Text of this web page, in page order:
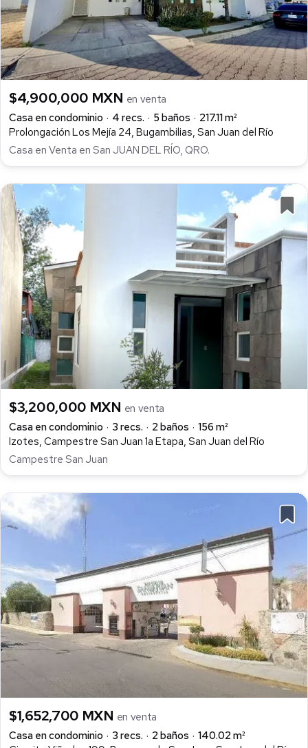
$4,900,000 MXN en venta
Casa en condominio
4 recs. 5 baños
217.11 m²
Prolongación Los Mejía 24, Bugambilias, San Juan del Río
Casa en Venta en San JUAN DEL RÍO, QRO.
$3,200,000 MXN en venta
Casa en condominio
3 recs. 2 baños
156 m²
Izotes, Campestre San Juan 1a Etapa, San Juan del Río
Campestre San Juan
$1,652,700 MXN en venta
Casa en condominio
3 recs. 2 baños
140.02 m²